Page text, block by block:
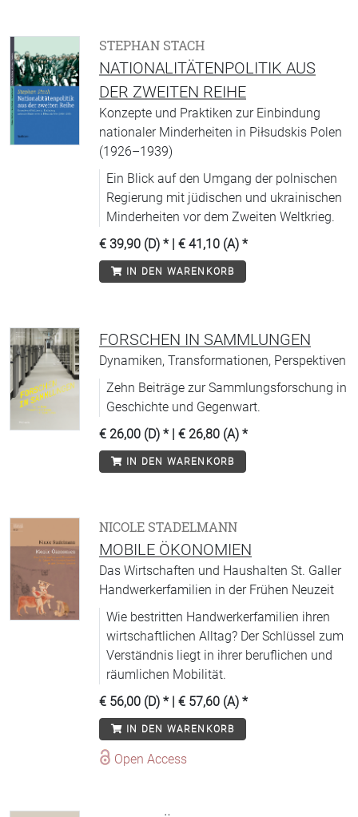
STEPHAN STACH
NATIONALITÄTENPOLITIK AUS
DER ZWEITEN REIHE
Konzepte und Praktiken zur Einbindung
nationaler Minderheiten in Piłsudskis Polen
(1926–1939)
Ein Blick auf den Umgang der polnischen
Regierung mit jüdischen und ukrainischen
Minderheiten vor dem Zweiten Weltkrieg.
€ 39,90 (D) * | € 41,10 (A) *
IN DEN WARENKORB
FORSCHEN IN SAMMLUNGEN
Dynamiken, Transformationen, Perspektiven
Zehn Beiträge zur Sammlungsforschung in
Geschichte und Gegenwart.
€ 26,00 (D) * | € 26,80 (A) *
IN DEN WARENKORB
NICOLE STADELMANN
MOBILE ÖKONOMIEN
Das Wirtschaften und Haushalten St. Galler
Handwerkerfamilien in der Frühen Neuzeit
Wie bestritten Handwerkerfamilien ihren
wirtschaftlichen Alltag? Der Schlüssel zum
Verständnis liegt in ihrer beruflichen und
räumlichen Mobilität.
€ 56,00 (D) * | € 57,60 (A) *
IN DEN WARENKORB
Open Access